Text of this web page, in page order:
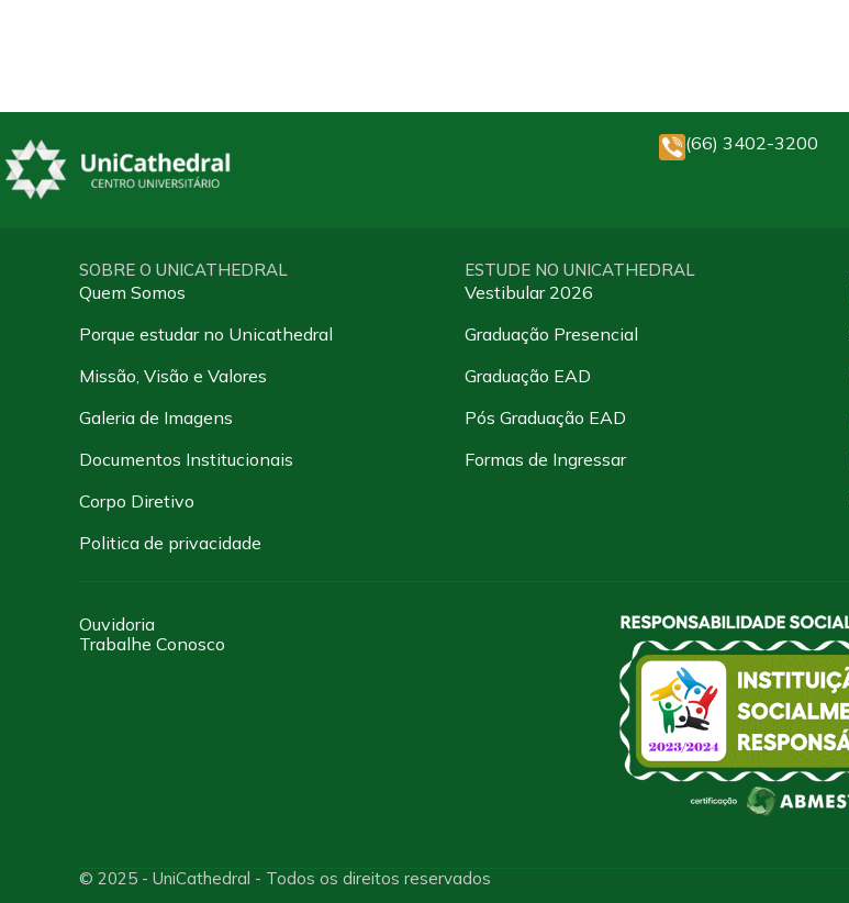
(66) 3402-3200
SOBRE O UNICATHEDRAL
Quem Somos
Porque estudar no Unicathedral
Missão, Visão e Valores
Galeria de Imagens
Documentos Institucionais
Corpo Diretivo
Politica de privacidade
ESTUDE NO UNICATHEDRAL
Vestibular 2026
Graduação Presencial
Graduação EAD
Pós Graduação EAD
Formas de Ingressar
Ouvidoria
Trabalhe Conosco
© 2025 - UniCathedral - Todos os direitos reservados